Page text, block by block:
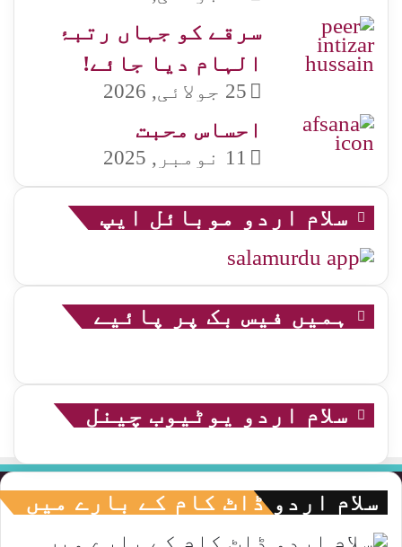
سرقے کو جہاں رتبۂ
الہام دیا جائے!
25 جولائی, 2026
احساس محبت
11 نومبر, 2025
سلام اردو موبائل ایپ
ہمیں فیس بک پر پائیے
سلام اردو یوٹیوب چینل
سلام اردو ڈاٹ کام کے بارے میں